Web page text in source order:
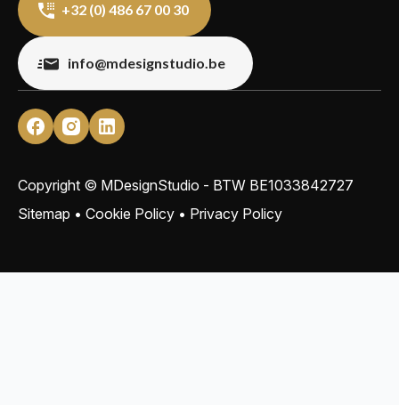
+32 (0) 486 67 00 30
info@mdesignstudio.be
Copyright © MDesignStudio - BTW BE1033842727
Sitemap • Cookie Policy • Privacy Policy